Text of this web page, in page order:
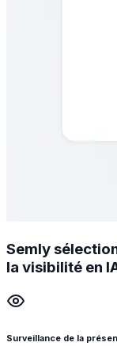
Semly
la visibilité en
Surveillance de la